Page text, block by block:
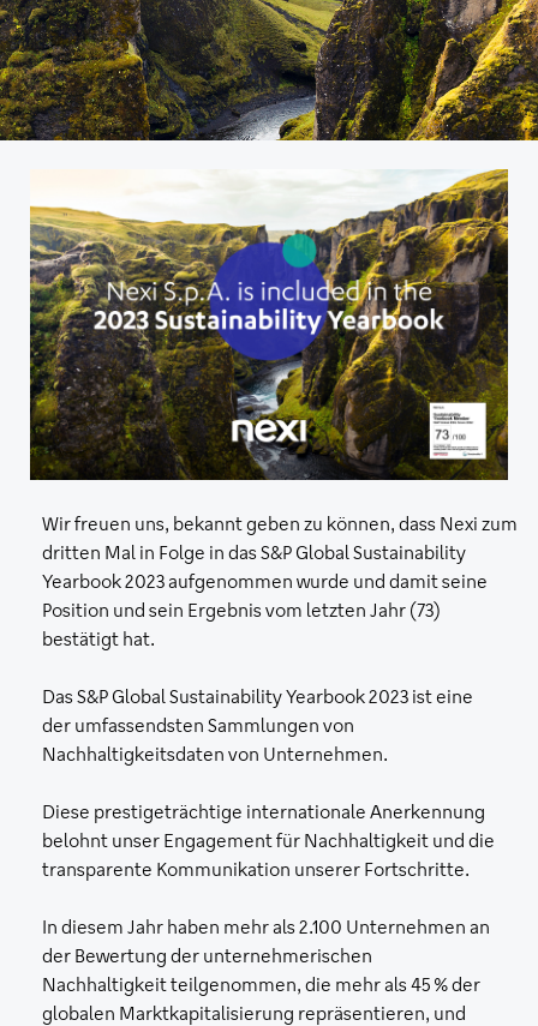
Wir freuen uns, bekannt geben zu können, dass Nexi zum
dritten Mal in Folge in das S&P Global Sustainability
Yearbook 2023 aufgenommen wurde und damit seine
Position und sein Ergebnis vom letzten Jahr (73)
bestätigt hat.
Das S&P Global Sustainability Yearbook 2023 ist eine
der umfassendsten Sammlungen von
Nachhaltigkeitsdaten von Unternehmen.
Diese prestigeträchtige internationale Anerkennung
belohnt unser Engagement für Nachhaltigkeit und die
transparente Kommunikation unserer Fortschritte.
In diesem Jahr haben mehr als 2.100 Unternehmen an
der Bewertung der unternehmerischen
Nachhaltigkeit teilgenommen, die mehr als 45 % der
globalen Marktkapitalisierung repräsentieren, und